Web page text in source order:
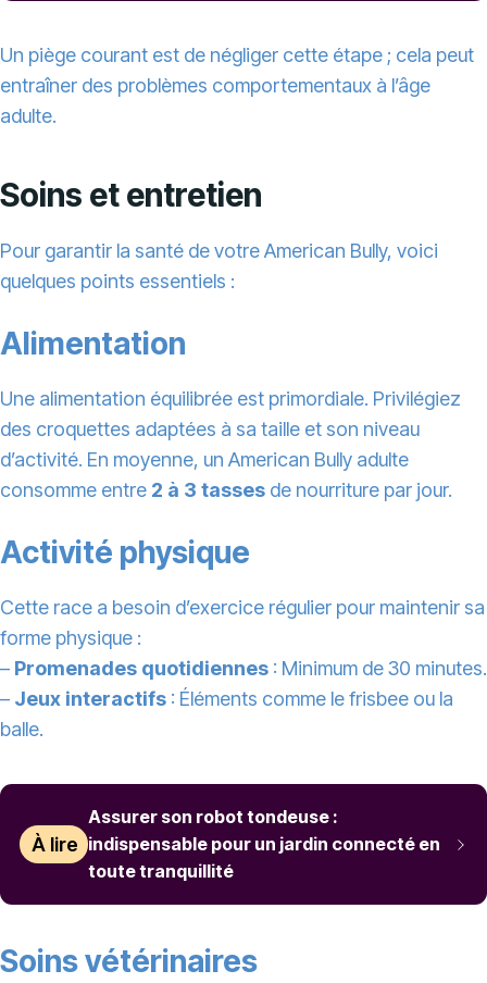
Un piège courant est de négliger cette étape ; cela peut
entraîner des problèmes comportementaux à l’âge
adulte.
Soins et entretien
Pour garantir la santé de votre American Bully, voici
quelques points essentiels :
Alimentation
Une alimentation équilibrée est primordiale. Privilégiez
des croquettes adaptées à sa taille et son niveau
d’activité. En moyenne, un American Bully adulte
consomme entre 2 à 3 tasses de nourriture par jour.
Activité physique
Cette race a besoin d’exercice régulier pour maintenir sa
forme physique :
– Promenades quotidiennes : Minimum de 30 minutes.
– Jeux interactifs : Éléments comme le frisbee ou la
balle.
À lire
Assurer son robot tondeuse :
indispensable pour un jardin connecté en
toute tranquillité
Soins vétérinaires